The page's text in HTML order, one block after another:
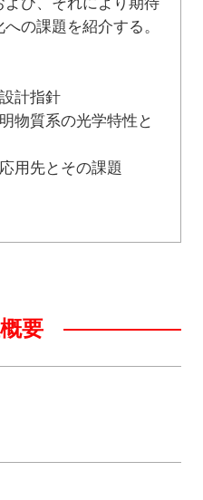
の課題を紹介する。
計指針
物質系の光学特性と
用先とその課題
要